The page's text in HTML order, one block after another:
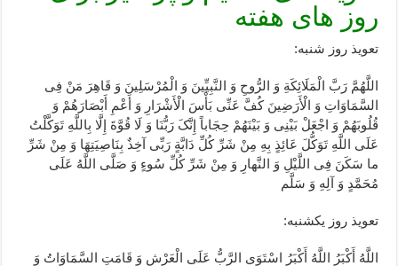
روز های هفته
تعویذ روز شنبه:
اللَّهُمَّ رَبَّ الْمَلَائِکَةِ وَ الرُّوحِ وَ النَّبِیِّینَ وَ الْمُرْسَلِینَ وَ قَاهِرَ مَنْ فِی
السَّمَاوَاتِ وَ الْأَرَضِینَ کُفَّ عَنِّی بَأْسَ الْأَشْرَارِ وَ أَعْمِ أَبْصَارَهُمْ وَ
قُلُوبَهُمْ وَ اجْعَلْ بَیْنِی وَ بَیْنَهُمْ حِجَاباً إِنَّکَ رَبُّنَا وَ لَا قُوَّةَ إِلَّا بِاللَّهِ تَوَکَّلْتُ
عَلَی اللَّهِ تَوَکُّلَ عَائِذٍ بِهِ مِنْ شَرِّ کُلِّ دَابَّةٍ رَبِّی آخِذٌ بِنَاصِیَتِهَا وَ مِنْ شَرِّ
ما سَکَنَ فِی اللَّیْلِ وَ النَّهارِ وَ مِنْ شَرِّ کُلِّ سُوءٍ وَ صَلَّی اللَّهُ عَلَی
مُحَمَّدٍ وَ آلِهِ وَ سَلَّم
تعویذ روز یکشنبه:
اللَّهُ أَکْبَرُ اللَّهُ أَکْبَرُ اسْتَوَی الرَّبُّ عَلَی الْعَرْشِ وَ قَامَتِ السَّمَاوَاتُ وَ